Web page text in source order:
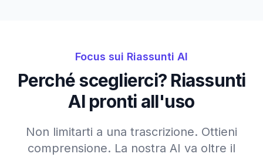
Focus sui Riassunti AI
Perché sceglierci? Riassunti
AI pronti all'uso
Non limitarti a una trascrizione. Ottieni
comprensione. La nostra AI va oltre il